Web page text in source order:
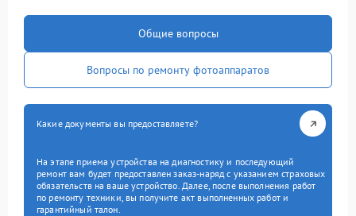
Общие вопросы
Вопросы по ремонту фотоаппаратов
Какие документы вы предоставляете?
На этапе приема устройства на диагностику и последующий
ремонт вам будет предоставлен заказ-наряд с указанием страховых
обязательств на ваше устройство. Далее, после выполнения работ
по ремонту техники, вы получите акт выполненных работ и
гарантийный талон.